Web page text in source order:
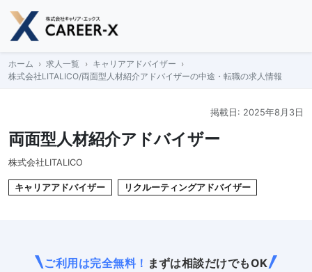
Skip
content
ホーム 求人一覧
キャリアアドバイザー
株式会社LITALICO/両面型人材紹介アドバイザーの中途・転職の求人情報
掲載日: 2025年8月3日
両面型人材紹介アドバイザー
株式会社LITALICO
キャリアアドバイザー リクルーティングアドバイザー
ご利用は完全無料！ まずは相談だけでもOK